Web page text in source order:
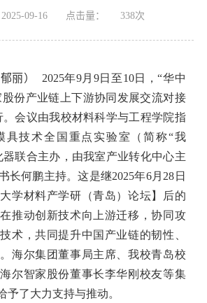
09-16 点击量： 338次
丽）
2025年9月9日至10日，“华中
份产业链上下游协同发展交流对接
。会议由我校材料科学与工程学院指
具技术全国重点实验室（简称“我
器联合主办，由我室产业转化中心主
长何鹏主持。这是继2025年6月28日
学材料产学研（青岛）论坛】后的
推动创新技术向上游迁移，协同攻
术，共同提升中国产业链的韧性、
海尔集团董事局主席、我校青岛校
尔智家股份董事长李华刚校友等集
予了大力支持与推动。